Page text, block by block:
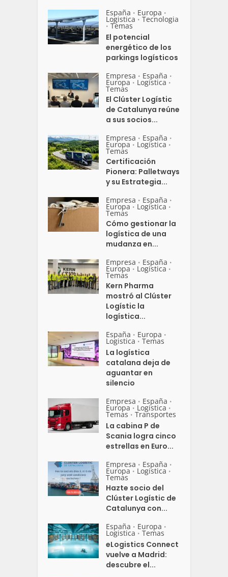
España • Europa •
Logistica • Tecnologia
• Temas
El potencial
energético de los
parkings logísticos
Empresa • España •
Europa • Logistica •
Temas
El Clúster Logístic
de Catalunya reúne
a sus socios...
Empresa • España •
Europa • Logistica •
Temas
Certificación
Pionera: Palletways
y su Estrategia...
Empresa • España •
Europa • Logistica •
Temas
Cómo gestionar la
logística de una
mudanza en...
Empresa • España •
Europa • Logistica •
Temas
Kern Pharma
mostró al Clúster
Logístic la
logística...
España • Europa •
Logistica • Temas
La logística
catalana deja de
aguantar en
silencio
Empresa • España •
Europa • Logistica •
Temas • Transportes
La cabina P de
Scania logra cinco
estrellas en Euro...
Empresa • España •
Europa • Logistica •
Temas
Hazte socio del
Clúster Logístic de
Catalunya con...
España • Europa •
Logistica • Temas
eLogistics Connect
vuelve a Madrid:
descubre el...